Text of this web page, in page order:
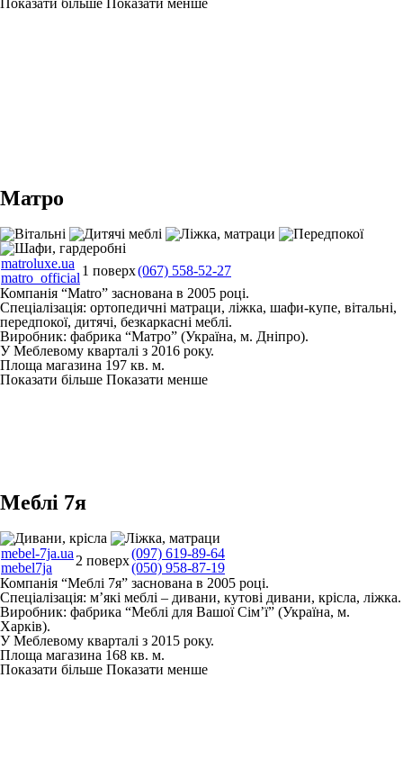
Показати більше Показати менше
Матро
matroluxe.ua
matro_official 1 поверх(067) 558-52-27
Компанія “Matro” заснована в 2005 році.
Спеціалізація: ортопедичні матраци, ліжка, шафи-купе, вітальні,
передпокої, дитячі, безкаркасні меблі.
Виробник: фабрика “Матро” (Україна, м. Дніпро).
У Меблевому кварталі з 2016 року.
Площа магазина 197 кв. м.
Показати більше Показати менше
Меблі 7я
mebel-7ja.ua
mebel7ja
2 поверх(097) 619-89-64
(050) 958-87-19
Компанія “Меблі 7я” заснована в 2005 році.
Спеціалізація: м’які меблі – дивани, кутові дивани, крісла, ліжка.
Виробник: фабрика “Меблі для Вашої Сім’ї” (Україна, м.
Харків).
У Меблевому кварталі з 2015 року.
Площа магазина 168 кв. м.
Показати більше Показати менше